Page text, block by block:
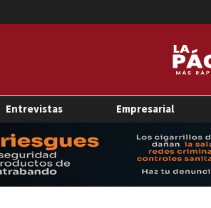
Entrevistas Empresarial